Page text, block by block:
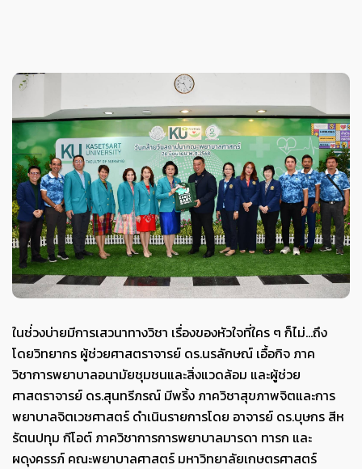
ในช่่วงบ่ายมีการเสวนาทางวิชา เรื่องของหัวใจที่ใคร ๆ ก็ไม่...ถึง
โดยวิทยากร ผู้ช่วยศาสตราจารย์ ดร.นรลักษณ์ เอื้อกิจ ภาค
วิชาการพยาบาลอนามัยชุมชนและสิ่งแวดล้อม และผู้ช่วย
ศาสตราจารย์ ดร.สุนทรีภรณ์ มีพริ้ง ภาควิชาสุขภาพจิตและการ
พยาบาลจิตเวชศาสตร์ ดำเนินรายการโดย อาจารย์ ดร.บุษกร สีห
รัตนปทุม กีโอต์ ภาควิชาการการพยาบาลมารดา ทารก และ
ผดุงครรภ์ คณะพยาบาลศาสตร์ มหาวิทยาลัยเกษตรศาสตร์